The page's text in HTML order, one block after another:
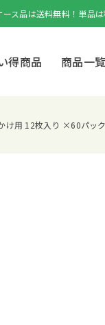
ース品は送料無料！単品
得商品 商品一覧
け用 12枚入り ×60パック